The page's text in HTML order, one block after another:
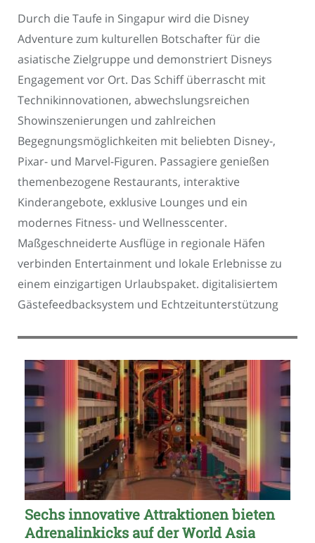
Durch die Taufe in Singapur wird die Disney
Adventure zum kulturellen Botschafter für die
asiatische Zielgruppe und demonstriert Disneys
Engagement vor Ort. Das Schiff überrascht mit
Technikinnovationen, abwechslungsreichen
Showinszenierungen und zahlreichen
Begegnungsmöglichkeiten mit beliebten Disney-,
Pixar- und Marvel-Figuren. Passagiere genießen
themenbezogene Restaurants, interaktive
Kinderangebote, exklusive Lounges und ein
modernes Fitness- und Wellnesscenter.
Maßgeschneiderte Ausflüge in regionale Häfen
verbinden Entertainment und lokale Erlebnisse zu
einem einzigartigen Urlaubspaket. digitalisiertem
Gästefeedbacksystem und Echtzeitunterstützung
Sechs innovative Attraktionen bieten
Adrenalinkicks auf der World Asia